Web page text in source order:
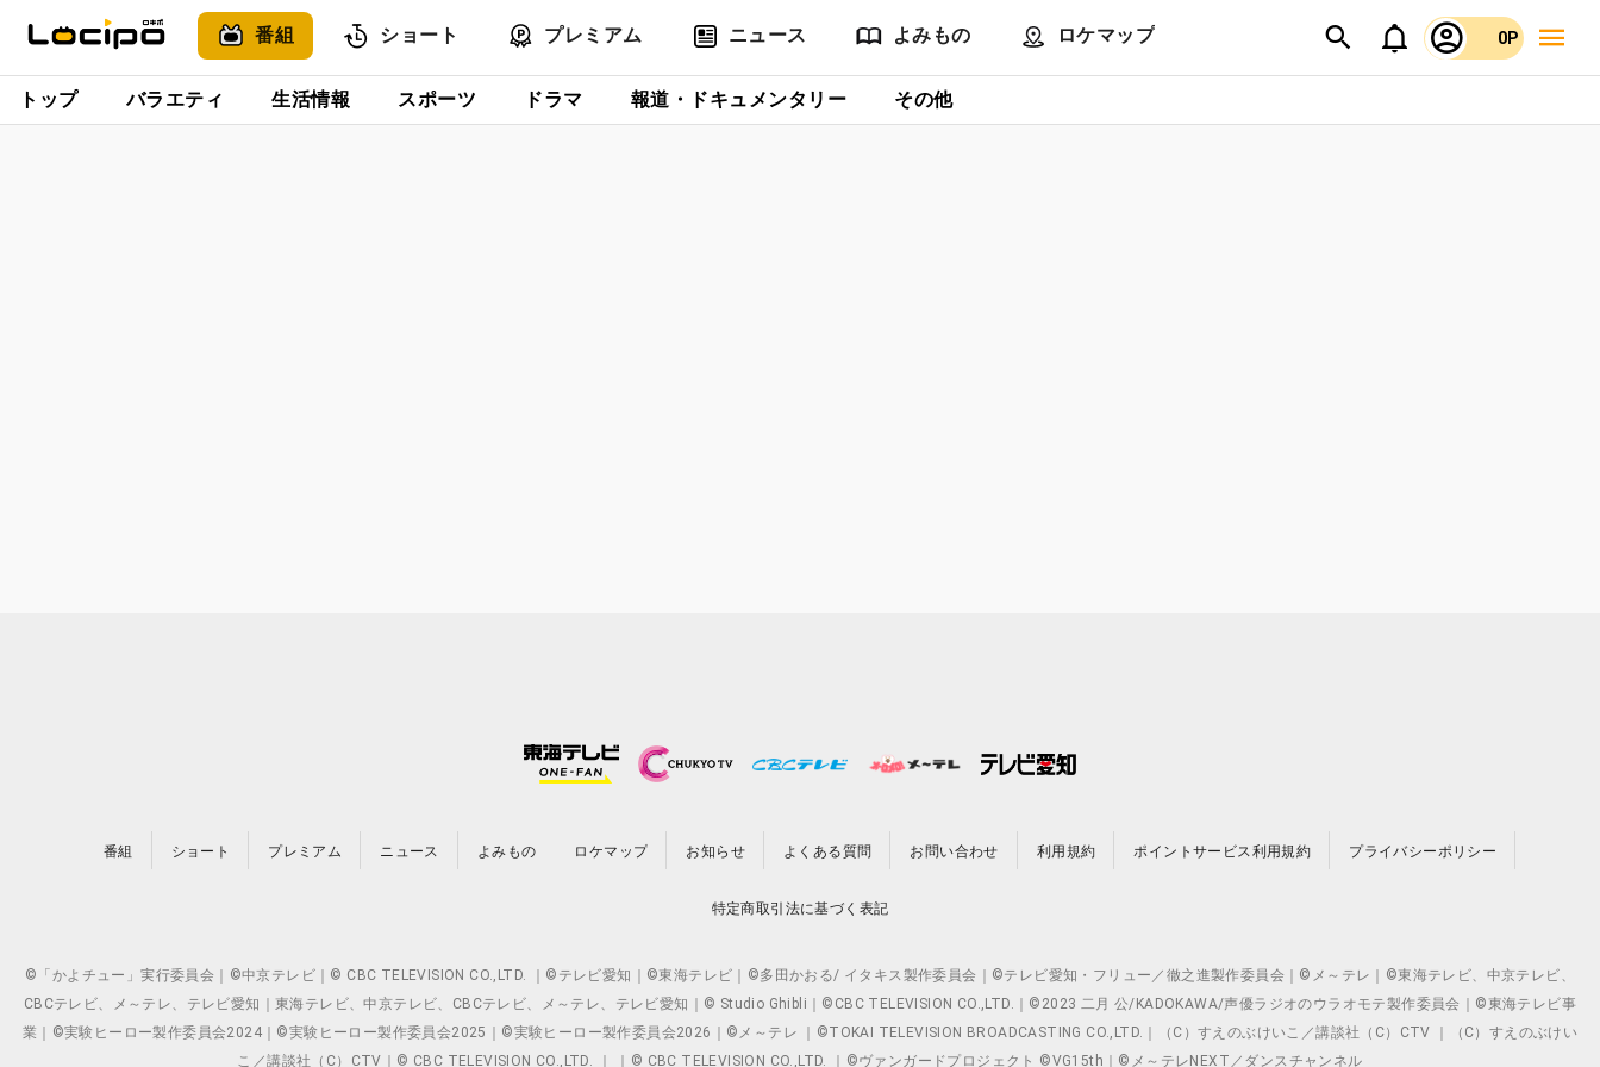
番組 ショート プレミアム ニュース よみもの ロケマップ 0P
トップ バラエティ 生活情報 スポーツ ドラマ 報道・ドキュメンタリー その他
番組 ショート プレミアム ニュース よみもの ロケマップ お知らせ よくある質問 お問い合わせ 利用規約 ポイントサービス利用規約 プライバシーポリシー
特定商取引法に基づく表記
©「かよチュー」実行委員会｜©中京テレビ｜© CBC TELEVISION CO.,LTD. ｜©テレビ愛知｜©東海テレビ｜©多田かおる/ イタキス製作委員会｜©テレビ愛知・フリュー／徹之進製作委員会｜©メ～テレ｜©東海テレビ、中京テレビ、
CBCテレビ、メ～テレ、テレビ愛知｜東海テレビ、中京テレビ、CBCテレビ、メ～テレ、テレビ愛知｜© Studio Ghibli｜©CBC TELEVISION CO.,LTD.｜©2023 二月 公/KADOKAWA/声優ラジオのウラオモテ製作委員会｜©東海テレビ事
業｜©実験ヒーロー製作委員会2024｜©実験ヒーロー製作委員会2025｜©実験ヒーロー製作委員会2026｜©メ～テレ ｜©TOKAI TELEVISION BROADCASTING CO.,LTD.｜（C）すえのぶけいこ／講談社（C）CTV ｜（C）すえのぶけい
こ／講談社（C）CTV｜© CBC TELEVISION CO.,LTD. ｜ ｜© CBC TELEVISION CO.,LTD. ｜©ヴァンガードプロジェクト ©VG15th｜©メ～テレNEXT／ダンスチャンネル